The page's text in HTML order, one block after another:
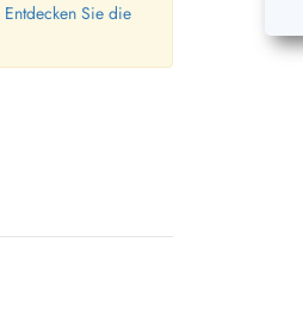
Entdecken Sie die